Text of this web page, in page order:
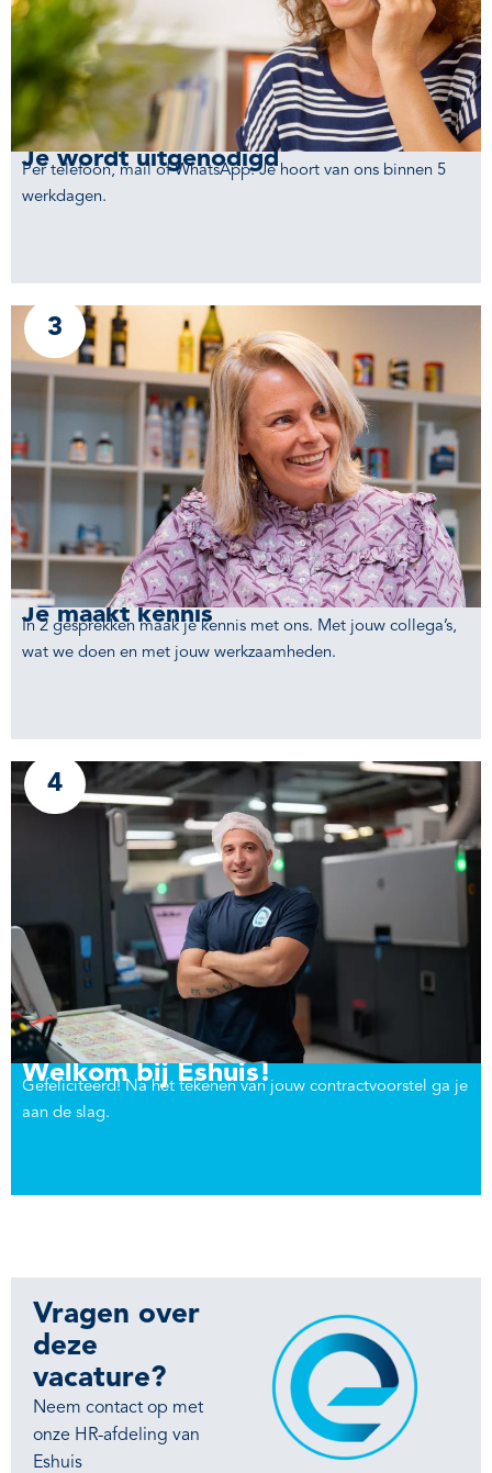
Je wordt uitgenodigd
Per telefoon, mail of WhatsApp. Je hoort van ons binnen 5
werkdagen.
3
Je maakt kennis
In 2 gesprekken maak je kennis met ons. Met jouw collega’s,
wat we doen en met jouw werkzaamheden.
4
Welkom bij Eshuis!
Gefeliciteerd! Na het tekenen van jouw contractvoorstel ga je
aan de slag.
Vragen over
deze
vacature?
Neem contact op met
onze HR-afdeling van
Eshuis